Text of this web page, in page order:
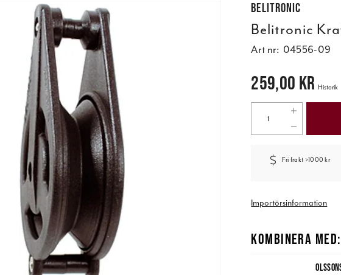
Belitronic
Belitronic
Art nr: 04556-09
Pris:259,00 kr
259,00 kr Historik
Fri frakt >1000 kr
Importörsinformation
KOMBINERA MED: